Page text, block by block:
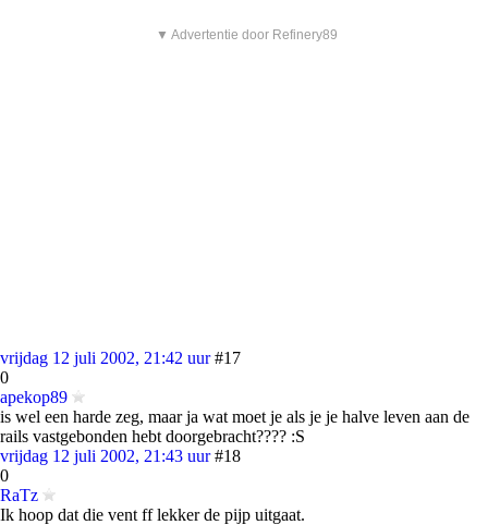
▼ Advertentie door Refinery89
vrijdag 12 juli 2002, 21:42 uur #17
0
apekop89
is wel een harde zeg, maar ja wat moet je als je je halve leven aan de
rails vastgebonden hebt doorgebracht???? :S
vrijdag 12 juli 2002, 21:43 uur #18
0
RaTz
Ik hoop dat die vent ff lekker de pijp uitgaat.